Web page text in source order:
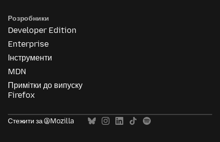
Розробники
Developer Edition
Enterprise
Інструменти
MDN
Примітки до випуску
Firefox
Стежити за @Mozilla